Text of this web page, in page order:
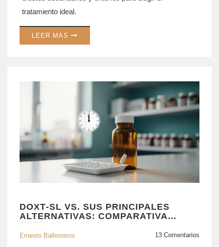
tratamiento ideal.
LEER MÁS
DOXT‑SL VS. SUS PRINCIPALES
ALTERNATIVAS: COMPARATIVA
COMPLETA
Ernesto Ballesteros 13 Comentarios